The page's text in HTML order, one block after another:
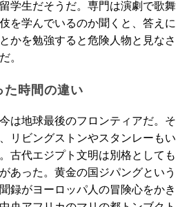
学生だそうだ。専門は演劇で歌舞
を学んでいるのか聞くと、答えに
かを勉強すると危険人物と見なさ
。
た時間の違い
は地球最後のフロンティアだ。そ
リビングストンやスタンレーもい
古代エジプト文明は別格としても
あった。黄金の国ジパングという
録がヨーロッパ人の冒険心をかき